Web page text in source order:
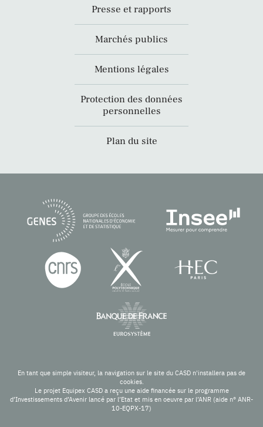
Presse et rapports
Marchés publics
Mentions légales
Protection des données
personnelles
Plan du site
En tant que simple visiteur, la navigation sur le site du CASD n'installera pas de
cookies.
Le projet Equipex CASD a reçu une aide financée sur le programme
d’Investissements d’Avenir lancé par l’Etat et mis en oeuvre par l’ANR (aide n° ANR-
10-EQPX-17)